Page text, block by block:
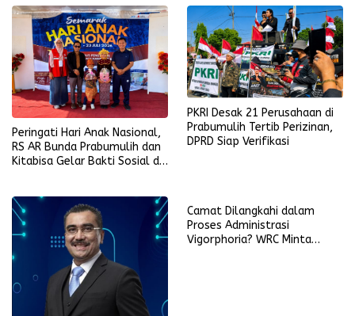
Peringati Hari Anak Nasional,
RS AR Bunda Prabumulih dan
Kitabisa Gelar Bakti Sosial di
PKRI Desak 21 Perusahaan di
Prabumulih Tertib Perizinan,
DPRD Siap Verifikasi
Camat Dilangkahi dalam
Proses Administrasi
Vigorphoria? WRC Minta